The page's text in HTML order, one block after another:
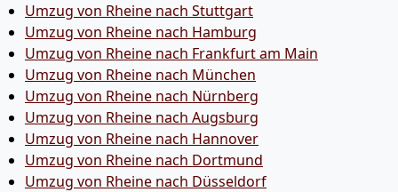
Umzug von Rheine nach Stuttgart
Umzug von Rheine nach Hamburg
Umzug von Rheine nach Frankfurt am Main
Umzug von Rheine nach München
Umzug von Rheine nach Nürnberg
Umzug von Rheine nach Augsburg
Umzug von Rheine nach Hannover
Umzug von Rheine nach Dortmund
Umzug von Rheine nach Düsseldorf